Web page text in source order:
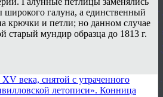
широкого галуна, а единственный
крючки и петли; но данном случае
старый мундир образца до 1813 г.